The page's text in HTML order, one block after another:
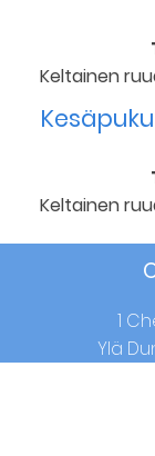
Keltainen
Keltainen
1
Ylä